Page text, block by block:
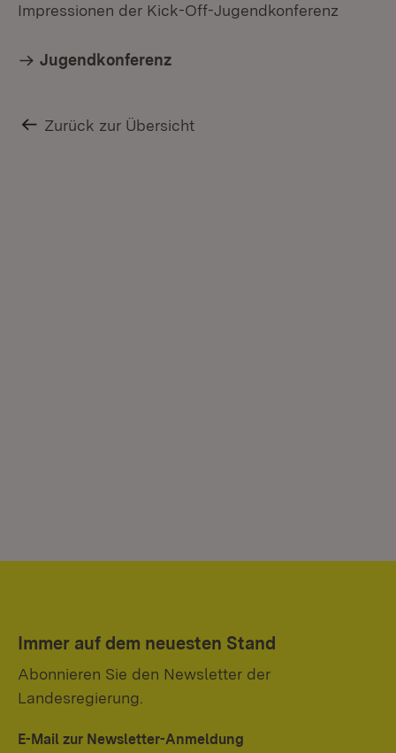
Impressionen der Kick-Off-Jugendkonferenz
Jugendkonferenz
Zurück zur Übersicht
Immer auf dem neuesten Stand
Abonnieren Sie den Newsletter der
Landesregierung.
E-Mail zur Newsletter-Anmeldung